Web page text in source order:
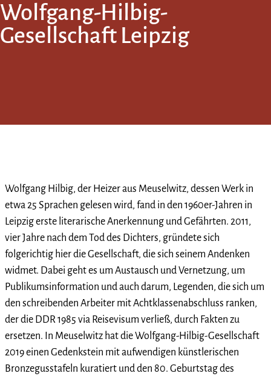
Wolfgang-Hilbig-
Gesellschaft Leipzig
Wolfgang Hilbig, der Heizer aus Meuselwitz, dessen Werk in
etwa 25 Sprachen gelesen wird, fand in den 1960er-Jahren in
Leipzig erste literarische Anerkennung und Gefährten. 2011,
vier Jahre nach dem Tod des Dichters, gründete sich
folgerichtig hier die Gesellschaft, die sich seinem Andenken
widmet. Dabei geht es um Austausch und Vernetzung, um
Publikumsinformation und auch darum, Legenden, die sich um
den schreibenden Arbeiter mit Achtklassenabschluss ranken,
der die DDR 1985 via Reisevisum verließ, durch Fakten zu
ersetzen. In Meuselwitz hat die Wolfgang-Hilbig-Gesellschaft
2019 einen Gedenkstein mit aufwendigen künstlerischen
Bronzegusstafeln kuratiert und den 80. Geburtstag des